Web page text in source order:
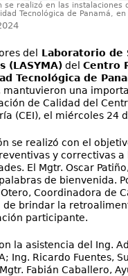
se realizó en las instalaciones
Tecnológica de Panamá, en
del
Laboratorio de
(LASYMA) del Centro
Tecnológica de
mantuvieron una
de Calidad del
(CEI), el miércoles 24
se realizó con el
y correctivas a
El Mgtr. Oscar
de bienvenida.
Otero, Coordinadora de
de brindar la
participante.
la asistencia del Ing.
Ing. Ricardo Fuentes,
Fabián Caballero,